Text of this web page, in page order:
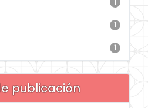
1
1
1
publicación